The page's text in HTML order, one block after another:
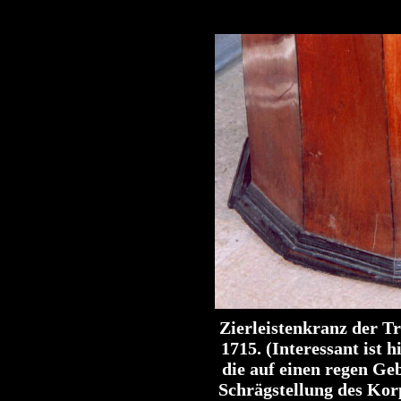
Zierleistenkranz der
1715. (Interessant ist
die auf einen regen
Schrägstellung des